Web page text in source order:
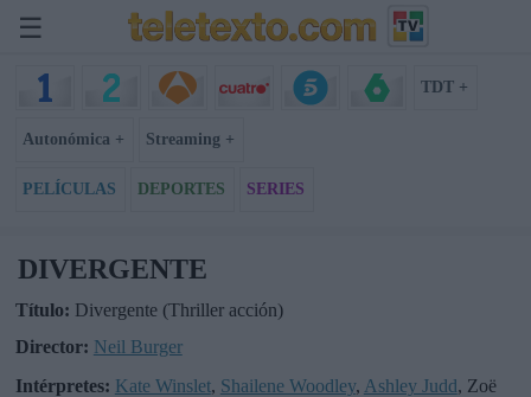
☰
TDT +
Autonómica + Streaming +
PELÍCULAS DEPORTES SERIES
DIVERGENTE
Título: Divergente (Thriller acción)
Director: Neil Burger
Intérpretes: Kate Winslet, Shailene Woodley, Ashley Judd, Zoë